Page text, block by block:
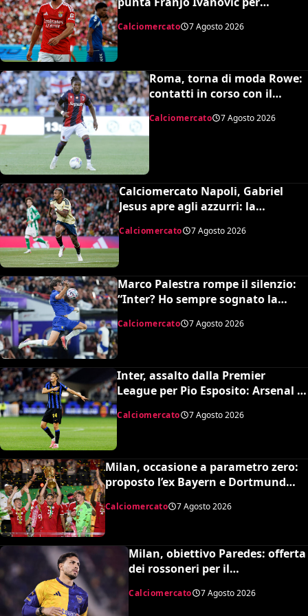
l’attacco: il punto sulla trattativa
Calciomercato 7 Agosto 2026
Roma, torna di moda Rowe:
contatti in corso con il
Bologna
Calciomercato 7 Agosto 2026
Calciomercato Napoli, Gabriel
Jesus apre agli azzurri: la
Calciomercato 7 Agosto 2026
Marco Palestra rompe il silenzio:
“Inter? Ho sempre sognato la
Premier League e il Chelsea”
Calciomercato 7 Agosto 2026
Inter, assalto dalla Premier
League per Pio Esposito: Arsenal e
Calciomercato 7 Agosto 2026
Milan, occasione a parametro zero:
proposto l’ex Bayern e Dortmund
Raphaël Guerreiro per il nuovo
modulo
Calciomercato 7 Agosto 2026
Milan, obiettivo Paredes: offerta
dei rossoneri per il
Calciomercato 7 Agosto 2026